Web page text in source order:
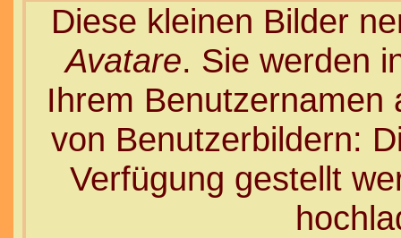
Diese kleinen Bilder
Avatare. Sie werden
Ihrem Benutzernamen
von Benutzerbildern:
Verfügung gestellt